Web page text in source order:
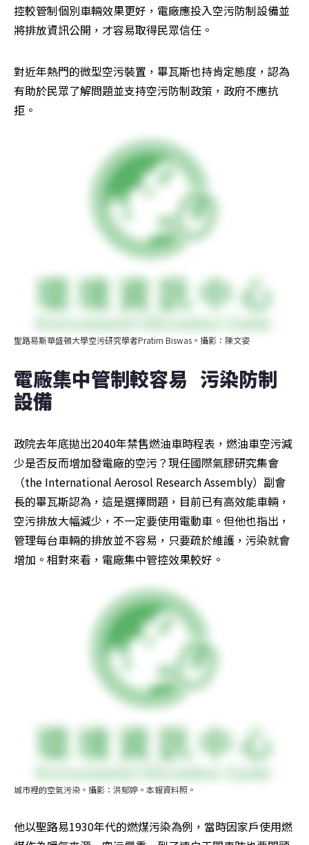
控較管制個別車輛效果更好，電廠應投入空污防制設備並
將排放資訊公開，才容易取得民眾信任。
對近年熱門的微型空污裝置，畢瓦斯也持肯定態度，認為
有助於民眾了解問題並支持空污防制政策，政府不應抗
拒。
聖路易斯華盛頓大學空污研究學者Pratim Biswas。攝影：陳文姿
電廠集中管制較容易   污染防制
設備
政院去年底拋出2040年禁售燃油車時程表，燃油車空污減
少是否反而增加發電廠的空污？現任國際氣膠研究集會
（the International Aerosol Research Assembly）副會
長的畢瓦斯認為，這是選擇問題，目前已有高效能車輛，
空污排放大幅減少，不一定要使用電動車。但他也指出，
管理每台車輛的排放並不容易，只要疏於維護，污染就會
增加。相對來看，電廠集中管控效果較好。
城市裡的空氣污染。攝影：洪郁婷。本報資料照。
他以聖路易1930年代的燃煤污染為例，當時因家戶使用燃